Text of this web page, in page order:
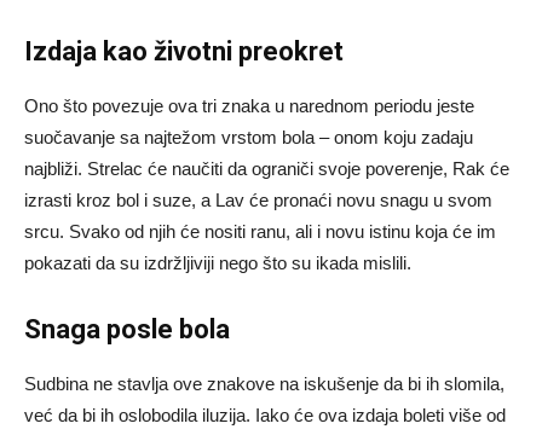
Izdaja kao životni preokret
Ono što povezuje ova tri znaka u narednom periodu jeste
suočavanje sa najtežom vrstom bola – onom koju zadaju
najbliži. Strelac će naučiti da ograniči svoje poverenje, Rak će
izrasti kroz bol i suze, a Lav će pronaći novu snagu u svom
srcu. Svako od njih će nositi ranu, ali i novu istinu koja će im
pokazati da su izdržljiviji nego što su ikada mislili.
Snaga posle bola
Sudbina ne stavlja ove znakove na iskušenje da bi ih slomila,
već da bi ih oslobodila iluzija. Iako će ova izdaja boleti više od